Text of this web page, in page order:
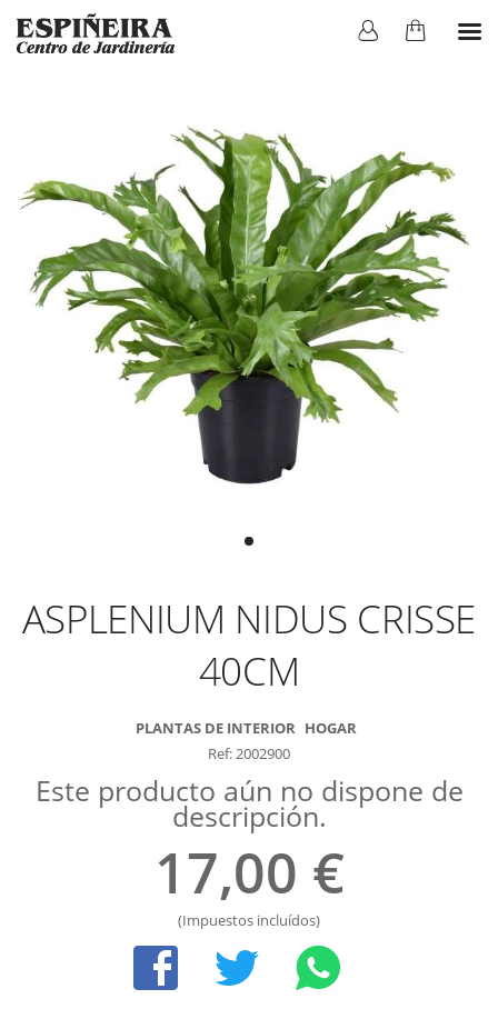
ASPLENIUM NIDUS CRISSE
40CM
PLANTAS DE INTERIOR HOGAR
Ref: 2002900
Este producto aún no dispone de
descripción.
17,00 €
(Impuestos incluídos)